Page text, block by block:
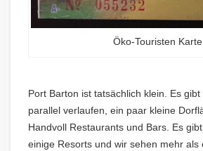
Öko-Touristen Karte
Port Barton ist tatsächlich klein. Es
parallel verlaufen, ein paar kleine
Handvoll Restaurants und Bars. Es
einige Resorts und wir sehen mehr als